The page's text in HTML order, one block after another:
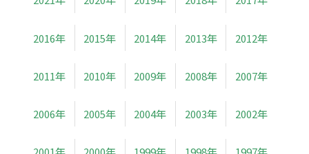
2016年 2015年 2014年 2013年 2012年
2011年 2010年 2009年 2008年 2007年
2006年 2005年 2004年 2003年 2002年